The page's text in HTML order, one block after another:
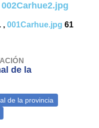
002Carhue2.jpg
,001Carhue.jpg 61
de la